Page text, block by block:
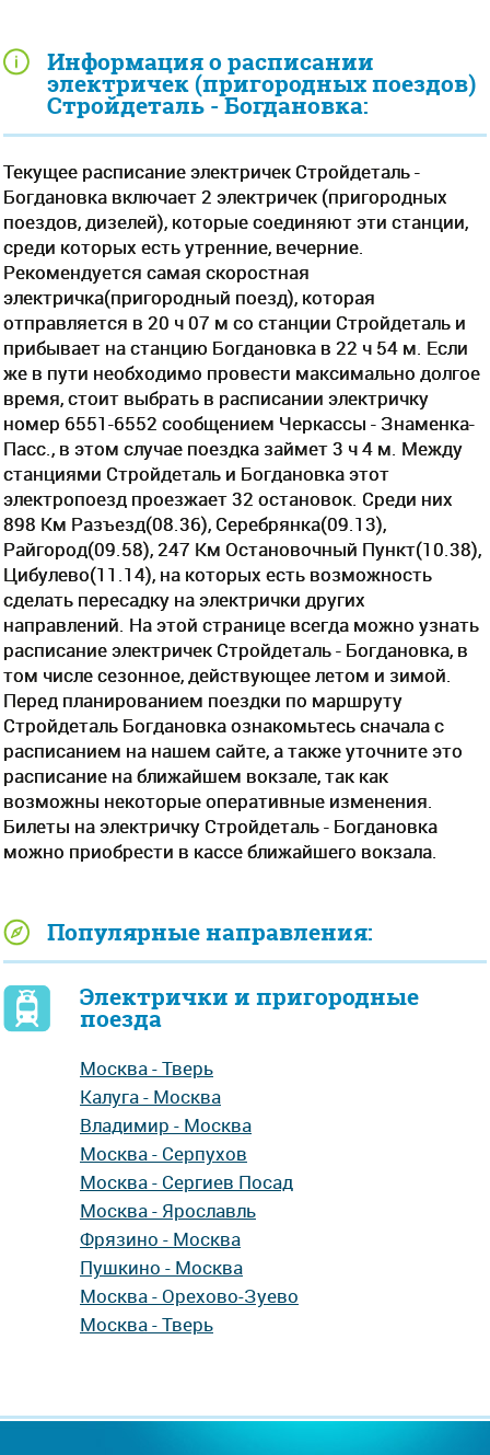
Информация о расписании
электричек (пригородных поездов)
Стройдеталь - Богдановка:
Текущее расписание электричек Стройдеталь -
Богдановка включает 2 электричек (пригородных
поездов, дизелей), которые соединяют эти станции,
среди которых есть утренние, вечерние.
Рекомендуется самая скоростная
электричка(пригородный поезд), которая
отправляется в 20 ч 07 м со станции Стройдеталь и
прибывает на станцию Богдановка в 22 ч 54 м. Если
же в пути необходимо провести максимально долгое
время, стоит выбрать в расписании электричку
номер 6551-6552 сообщением Черкассы - Знаменка-
Пасс., в этом случае поездка займет 3 ч 4 м. Между
станциями Стройдеталь и Богдановка этот
электропоезд проезжает 32 остановок. Среди них
898 Км Разъезд(08.36), Серебрянка(09.13),
Райгород(09.58), 247 Км Остановочный Пункт(10.38),
Цибулево(11.14), на которых есть возможность
сделать пересадку на электрички других
направлений. На этой странице всегда можно узнать
расписание электричек Стройдеталь - Богдановка, в
том числе сезонное, действующее летом и зимой.
Перед планированием поездки по маршруту
Стройдеталь Богдановка ознакомьтесь сначала с
расписанием на нашем сайте, а также уточните это
расписание на ближайшем вокзале, так как
возможны некоторые оперативные изменения.
Билеты на электричку Стройдеталь - Богдановка
можно приобрести в кассе ближайшего вокзала.
Популярные направления:
Электрички и пригородные
поезда
Москва - Тверь
Калуга - Москва
Владимир - Москва
Москва - Серпухов
Москва - Сергиев Посад
Москва - Ярославль
Фрязино - Москва
Пушкино - Москва
Москва - Орехово-Зуево
Москва - Тверь